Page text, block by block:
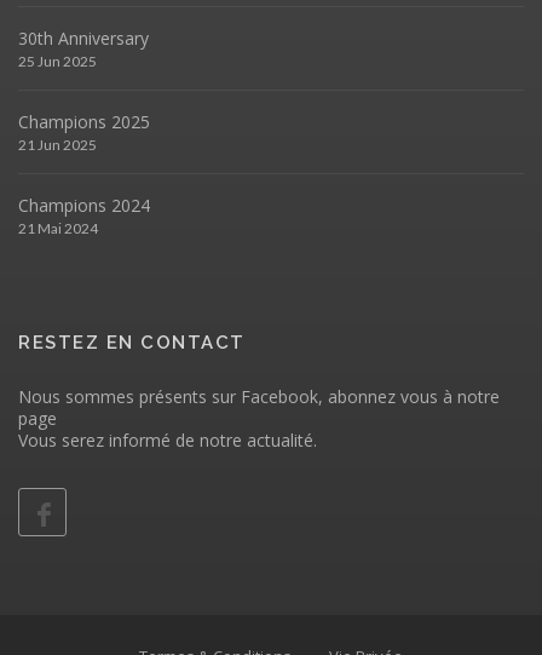
30th Anniversary
25 Jun 2025
Champions 2025
21 Jun 2025
Champions 2024
21 Mai 2024
RESTEZ EN CONTACT
Nous sommes présents sur Facebook, abonnez vous à notre
page
Vous serez informé de notre actualité.